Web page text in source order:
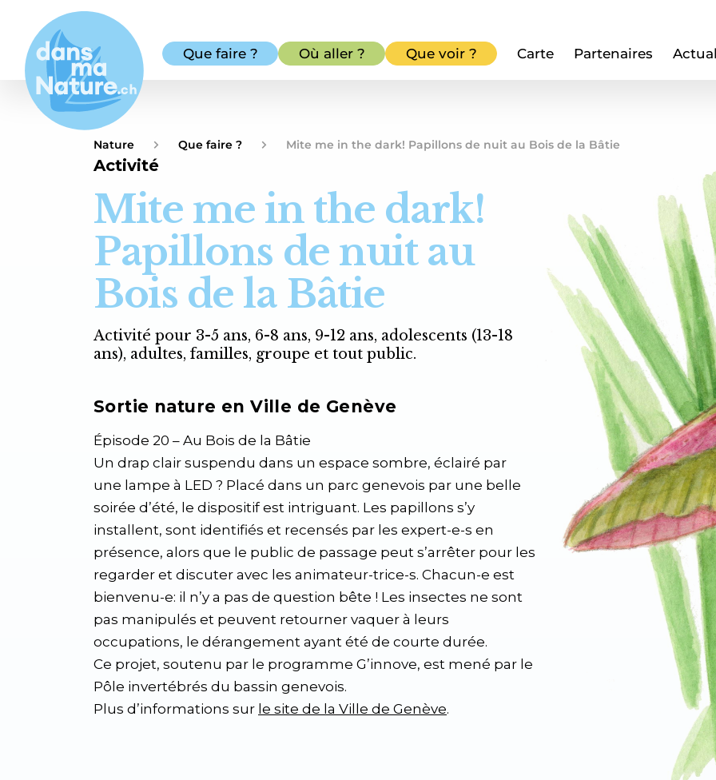
Que faire ? Où aller ? Que voir ? Carte Partenaires
Nature Que faire ? Mite me in the dark! Papillons de nuit au Bois de la Bâtie
Activité
Mite me in the dark!
Papillons de nuit au
Bois de la Bâtie
Activité pour 3-5 ans, 6-8 ans, 9-12 ans, adolescents (13-18
ans), adultes, familles, groupe et tout public.
Sortie nature en Ville de Genève
Épisode 20 – Au Bois de la Bâtie
Un drap clair suspendu dans un espace sombre, éclairé par
une lampe à LED ? Placé dans un parc genevois par une belle
soirée d’été, le dispositif est intriguant. Les papillons s’y
installent, sont identifiés et recensés par les expert-e-s en
présence, alors que le public de passage peut s’arrêter pour les
regarder et discuter avec les animateur-trice-s. Chacun-e est
bienvenu-e: il n’y a pas de question bête ! Les insectes ne sont
pas manipulés et peuvent retourner vaquer à leurs
occupations, le dérangement ayant été de courte durée.
Ce projet, soutenu par le programme G’innove, est mené par le
Pôle invertébrés du bassin genevois.
Plus d’informations sur le site de la Ville de Genève.